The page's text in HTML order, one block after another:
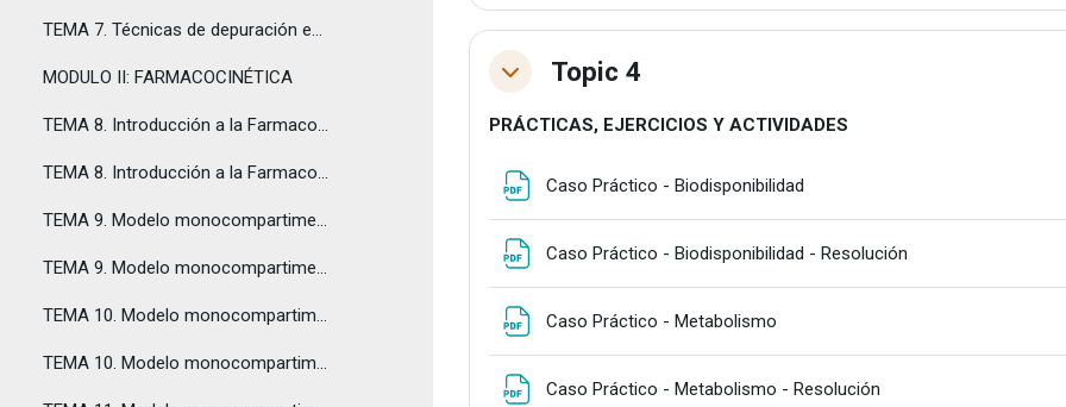
TEMA 7. Técnicas de depuración extracorpórea - Respuestas
MODULO II: FARMACOCINÉTICA
TEMA 8. Introducción a la Farmacocinética
TEMA 8. Introducción a la Farmacocinética - Respuestas
TEMA 9. Modelo monocompartimental. Administración endovenosa tipo bolus.
TEMA 9. Modelo monocompartimental. Administración endovenosa tipo bolus - Respuestas
TEMA 10. Modelo monocompartimental. Perfusión endovenosa
TEMA 10. Modelo monocompartimental. Perfusión endovenosa - Respuestas
TolestuTopic 4
PRÁCTICAS, EJERCICIOS Y ACTIVIDADES
Caso Práctico - Biodisponibilidad
Caso Práctico - Biodisponibilidad - Resolución
Caso Práctico - Metabolismo
Caso Práctico - Metabolismo - Resolución